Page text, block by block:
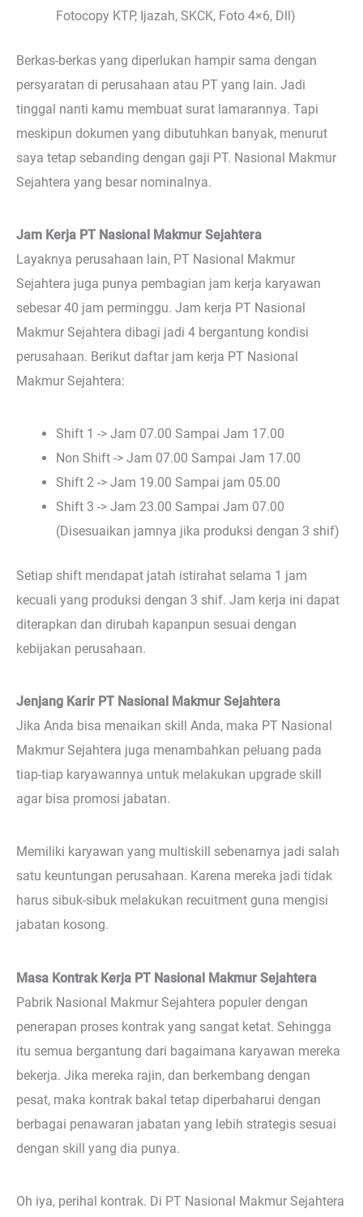
Fotocopy KTP, Ijazah, SKCK, Foto 4×6, Dll)
Berkas-berkas yang diperlukan hampir sama dengan
persyaratan di perusahaan atau PT yang lain. Jadi
tinggal nanti kamu membuat surat lamarannya. Tapi
meskipun dokumen yang dibutuhkan banyak, menurut
saya tetap sebanding dengan gaji PT. Nasional Makmur
Sejahtera yang besar nominalnya.
Jam Kerja PT Nasional Makmur Sejahtera
Layaknya perusahaan lain, PT Nasional Makmur
Sejahtera juga punya pembagian jam kerja karyawan
sebesar 40 jam perminggu. Jam kerja PT Nasional
Makmur Sejahtera dibagi jadi 4 bergantung kondisi
perusahaan. Berikut daftar jam kerja PT Nasional
Makmur Sejahtera:
Shift 1 -> Jam 07.00 Sampai Jam 17.00
Non Shift -> Jam 07.00 Sampai Jam 17.00
Shift 2 -> Jam 19.00 Sampai jam 05.00
Shift 3 -> Jam 23.00 Sampai Jam 07.00
(Disesuaikan jamnya jika produksi dengan 3 shif)
Setiap shift mendapat jatah istirahat selama 1 jam
kecuali yang produksi dengan 3 shif. Jam kerja ini dapat
diterapkan dan dirubah kapanpun sesuai dengan
kebijakan perusahaan.
Jenjang Karir PT Nasional Makmur Sejahtera
Jika Anda bisa menaikan skill Anda, maka PT Nasional
Makmur Sejahtera juga menambahkan peluang pada
tiap-tiap karyawannya untuk melakukan upgrade skill
agar bisa promosi jabatan.
Memiliki karyawan yang multiskill sebenarnya jadi salah
satu keuntungan perusahaan. Karena mereka jadi tidak
harus sibuk-sibuk melakukan recuitment guna mengisi
jabatan kosong.
Masa Kontrak Kerja PT Nasional Makmur Sejahtera
Pabrik Nasional Makmur Sejahtera populer dengan
penerapan proses kontrak yang sangat ketat. Sehingga
itu semua bergantung dari bagaimana karyawan mereka
bekerja. Jika mereka rajin, dan berkembang dengan
pesat, maka kontrak bakal tetap diperbaharui dengan
berbagai penawaran jabatan yang lebih strategis sesuai
dengan skill yang dia punya.
Oh iya, perihal kontrak. Di PT Nasional Makmur Sejahtera